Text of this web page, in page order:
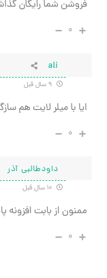
فروشن شما رایگان
۰
ali
ایا با میلر لایت هم
۰
داودطالبی آذر
ممنون از بابت
۰